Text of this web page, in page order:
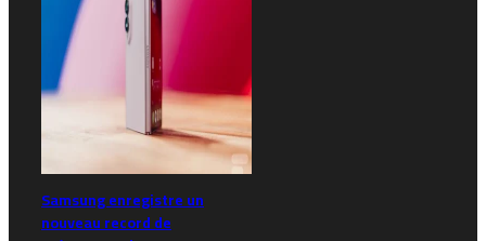
Samsung enregistre un
nouveau record de